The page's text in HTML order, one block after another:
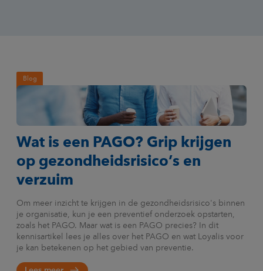
Blog
Wat is een PAGO? Grip krijgen
op gezondheidsrisico’s en
verzuim
Om meer inzicht te krijgen in de gezondheidsrisico's binnen
je organisatie, kun je een preventief onderzoek opstarten,
zoals het PAGO. Maar wat is een PAGO precies? In dit
kennisartikel lees je alles over het PAGO en wat Loyalis voor
je kan betekenen op het gebied van preventie.